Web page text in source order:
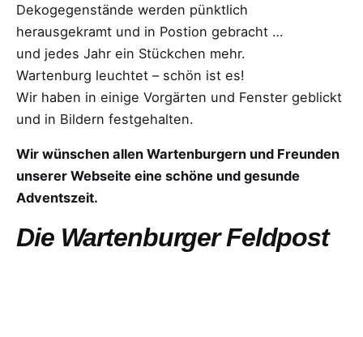
Dekogegenstände werden pünktlich
herausgekramt und in Postion gebracht …
und jedes Jahr ein Stückchen mehr.
Wartenburg leuchtet – schön ist es!
Wir haben in einige Vorgärten und Fenster geblickt
und in Bildern festgehalten.
Wir wünschen allen Wartenburgern und Freunden
unserer Webseite eine schöne und gesunde
Adventszeit.
Die Wartenburger Feldpost